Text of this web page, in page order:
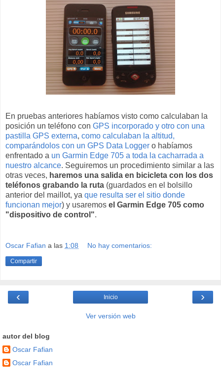
En pruebas anteriores habíamos visto como calculaban la
posición un teléfono con GPS incorporado y otro con una
pastilla GPS externa, como calculaban la altitud,
comparándolos con un GPS Data Logger o habíamos
enfrentado a un Garmin Edge 705 a toda la cacharrada a
nuestro alcance. Seguiremos un procedimiento similar a las
otras veces, haremos una salida en bicicleta con los dos
teléfonos grabando la ruta (guardados en el bolsillo
anterior del maillot, ya que resulta ser el sitio donde
funcionan mejor) y usaremos el Garmin Edge 705 como
"dispositivo de control".
Oscar Fafian a las 1:08 No hay comentarios:
Compartir
‹ ›
Inicio
Ver versión web
autor del blog
Oscar Fafian
Oscar Fafian